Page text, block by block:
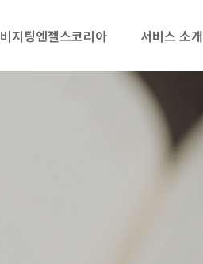
비지팅엔젤스코리아 서비스 소개